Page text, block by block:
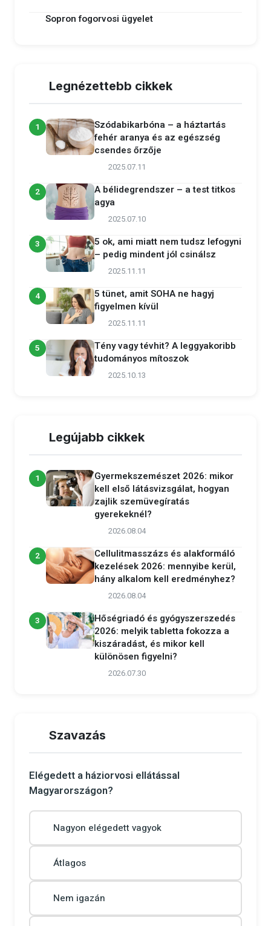
Sopron fogorvosi ügyelet
Legnézettebb cikkek
1
Szódabikarbóna – a háztartás
fehér aranya és az egészség
csendes őrzője
2025.07.11
2
A bélidegrendszer – a test titkos
agya
2025.07.10
3
5 ok, ami miatt nem tudsz lefogyni
– pedig mindent jól csinálsz
2025.11.11
4
5 tünet, amit SOHA ne hagyj
figyelmen kívül
2025.11.11
5
Tény vagy tévhit? A leggyakoribb
tudományos mítoszok
2025.10.13
Legújabb cikkek
1
Gyermekszemészet 2026: mikor
kell első látásvizsgálat, hogyan
zajlik szemüvegíratás
gyerekeknél?
2026.08.04
2
Cellulitmasszázs és alakformáló
kezelések 2026: mennyibe kerül,
hány alkalom kell eredményhez?
2026.08.04
3
Hőségriadó és gyógyszerszedés
2026: melyik tabletta fokozza a
kiszáradást, és mikor kell
különösen figyelni?
2026.07.30
Szavazás
Elégedett a háziorvosi ellátással
Magyarországon?
Nagyon elégedett vagyok
Átlagos
Nem igazán